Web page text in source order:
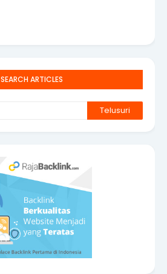
SEARCH ARTICLES